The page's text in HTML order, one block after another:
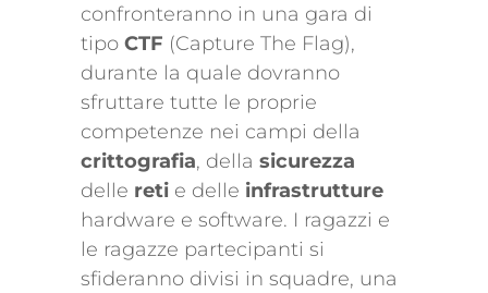
confronteranno in una gara di
tipo CTF (Capture The Flag),
durante la quale dovranno
sfruttare tutte le proprie
competenze nei campi della
crittografia, della sicurezza
delle reti e delle infrastrutture
hardware e software. I ragazzi e
le ragazze partecipanti si
sfideranno divisi in squadre, una